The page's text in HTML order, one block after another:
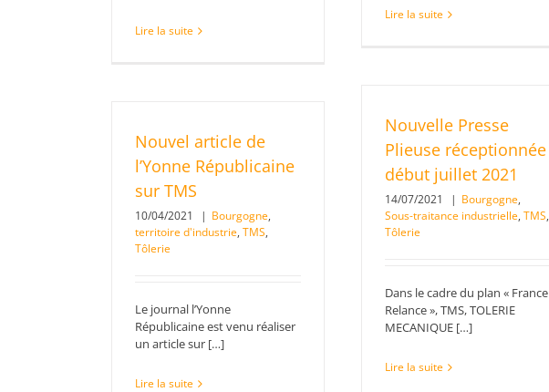
Lire la suite
Lire la suite
Nouvelle Presse
Plieuse réceptionnée
début juillet 2021
14/07/2021 | Bourgogne,
Sous-traitance industrielle, TMS,
Tôlerie
Dans le cadre du plan « France
Relance », TMS, TOLERIE
MECANIQUE […]
Lire la suite
Nouvel article de
l’Yonne Républicaine
sur TMS
10/04/2021 | Bourgogne,
territoire d'industrie, TMS,
Tôlerie
Le journal l’Yonne
Républicaine est venu réaliser
un article sur […]
Lire la suite